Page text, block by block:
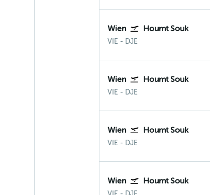
Wien Houmt Souk
VIE - DJE
Wien Houmt Souk
VIE - DJE
Wien Houmt Souk
VIE - DJE
Wien Houmt Souk